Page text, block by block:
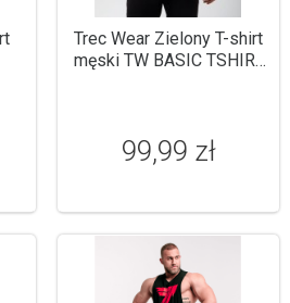
Trec Wear Zielony T-shirt
męski TW BASIC TSHIRT
99,99 zł